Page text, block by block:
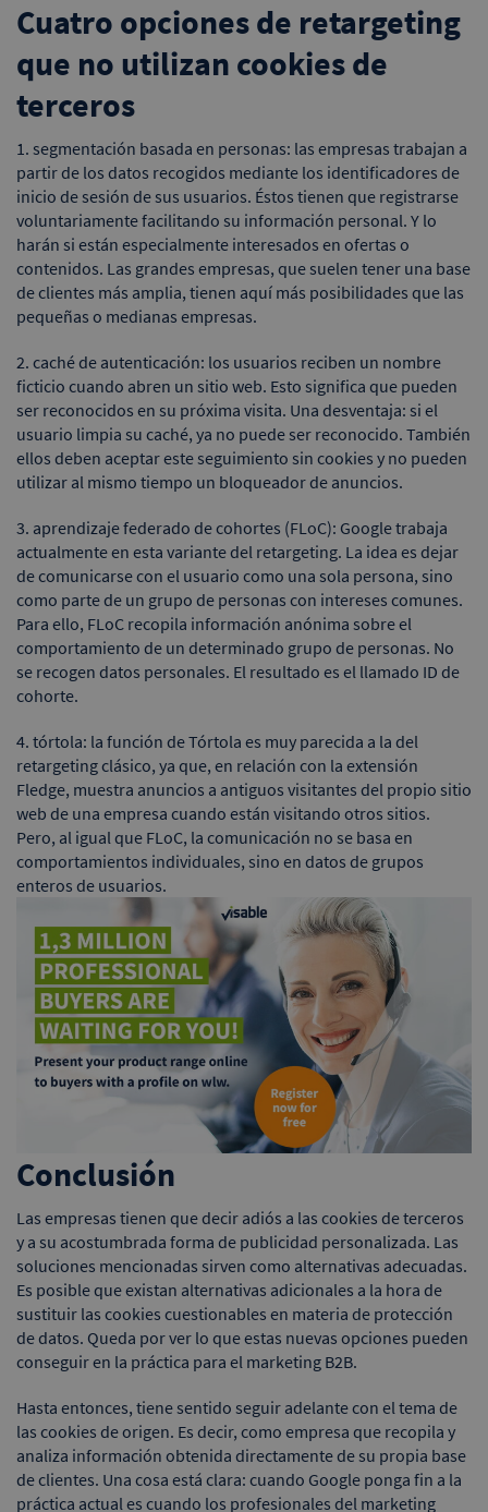
Cuatro opciones de retargeting
que no utilizan cookies de
terceros
1. segmentación basada en personas: las empresas trabajan a
partir de los datos recogidos mediante los identificadores de
inicio de sesión de sus usuarios. Éstos tienen que registrarse
voluntariamente facilitando su información personal. Y lo
harán si están especialmente interesados en ofertas o
contenidos. Las grandes empresas, que suelen tener una base
de clientes más amplia, tienen aquí más posibilidades que las
pequeñas o medianas empresas.
2. caché de autenticación: los usuarios reciben un nombre
ficticio cuando abren un sitio web. Esto significa que pueden
ser reconocidos en su próxima visita. Una desventaja: si el
usuario limpia su caché, ya no puede ser reconocido. También
ellos deben aceptar este seguimiento sin cookies y no pueden
utilizar al mismo tiempo un bloqueador de anuncios.
3. aprendizaje federado de cohortes (FLoC): Google trabaja
actualmente en esta variante del retargeting. La idea es dejar
de comunicarse con el usuario como una sola persona, sino
como parte de un grupo de personas con intereses comunes.
Para ello, FLoC recopila información anónima sobre el
comportamiento de un determinado grupo de personas. No
se recogen datos personales. El resultado es el llamado ID de
cohorte.
4. tórtola: la función de Tórtola es muy parecida a la del
retargeting clásico, ya que, en relación con la extensión
Fledge, muestra anuncios a antiguos visitantes del propio sitio
web de una empresa cuando están visitando otros sitios.
Pero, al igual que FLoC, la comunicación no se basa en
comportamientos individuales, sino en datos de grupos
enteros de usuarios.
Conclusión
Las empresas tienen que decir adiós a las cookies de terceros
y a su acostumbrada forma de publicidad personalizada. Las
soluciones mencionadas sirven como alternativas adecuadas.
Es posible que existan alternativas adicionales a la hora de
sustituir las cookies cuestionables en materia de protección
de datos. Queda por ver lo que estas nuevas opciones pueden
conseguir en la práctica para el marketing B2B.
Hasta entonces, tiene sentido seguir adelante con el tema de
las cookies de origen. Es decir, como empresa que recopila y
analiza información obtenida directamente de su propia base
de clientes. Una cosa está clara: cuando Google ponga fin a la
práctica actual es cuando los profesionales del marketing